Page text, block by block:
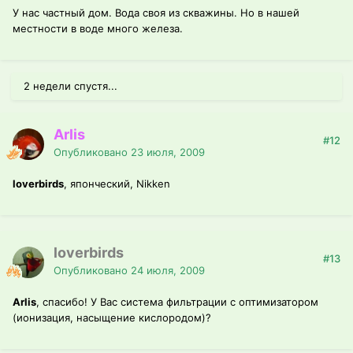
У нас частный дом. Вода своя из скважины. Но в нашей
местности в воде много железа.
2 недели спустя...
Arlis
Опубликовано 23 июля, 2009
#12
loverbirds, японческий, Nikken
loverbirds
Опубликовано 24 июля, 2009
#13
Arlis, спасибо! У Вас система фильтрации с оптимизатором
(ионизация, насыщение кислородом)?